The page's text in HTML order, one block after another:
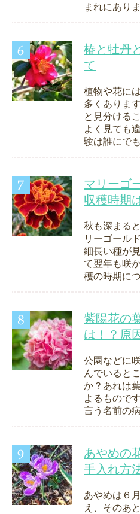
まれにあり
椿と牡丹
て
植物や花に
多くありま
と見分ける
よく見ても
験は誰にで
マリーゴ
収穫時期
秋も深まる
リーゴール
細長い種が
て翌年も咲
穫の時期に
紫陽花の
は！？原
公園などに
んでいると
か？あれは
よるもので
言う名前の
あやめの
手入れ方
あやめは６
え、そのあ